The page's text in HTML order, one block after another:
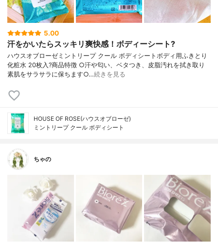
5.00
汗をかいたらスッキリ爽快感！ボディーシート?
ハウスオブローゼミントリープ クール ボディシートボディ用ふきとり
化粧水 20枚入?商品特徴 ○汗や匂い、ベタつき、皮脂汚れを拭き取り
素肌をサラサラに保ちます○…続きを見る
HOUSE OF ROSE(ハウスオブローゼ)
ミントリープ クール ボディシート
ちゃの